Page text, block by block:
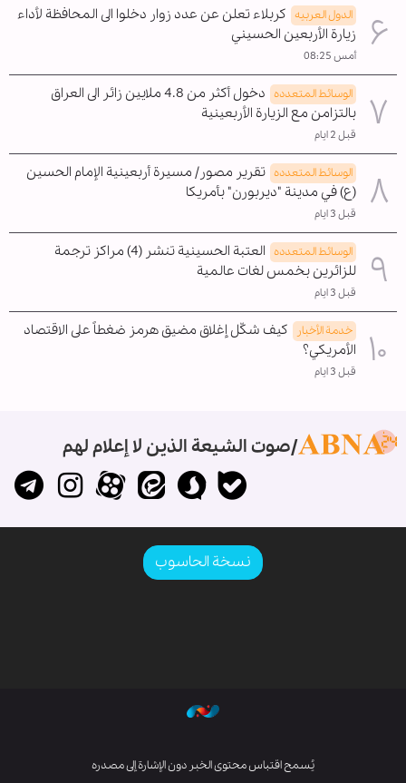
الدول العربیه كربلاء تعلن عن عدد زوار دخلوا الى المحافظة لأداء
زيارة الأربعين الحسيني
أمس 08:25
الوسائط المتعدده
دخول أكثر من 4.8 ملايين زائر الى العراق
بالتزامن مع الزيارة الأربعينية
قبل 2 ايام
الوسائط المتعدده تقرير مصور/ مسيرة أربعينية الإمام الحسين
(ع) في مدينة "ديربورن" بأمريكا
قبل 3 ايام
الوسائط المتعدده
العتبة الحسينية تنشر (4) مراكز ترجمة
للزائرين بخمس لغات عالمية
قبل 3 ايام
خدمة الأخبار
كيف شكّل إغلاق مضيق هرمز ضغطاً على الاقتصاد
الأمريكي؟
قبل 3 ايام
صوت الشيعة الذين لا إعلام لهم
نسخة الحاسوب
يُسمح اقتباس محتوى الخبر دون الإشارة إلى مصدره